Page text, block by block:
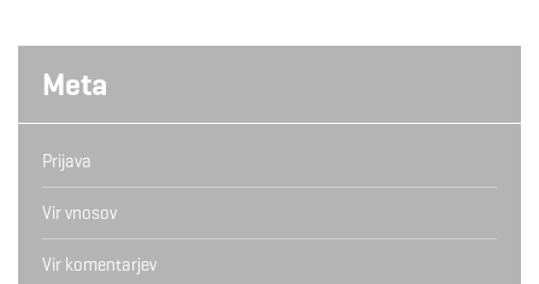
Meta
Prijava
Vir vnosov
Vir komentarjev